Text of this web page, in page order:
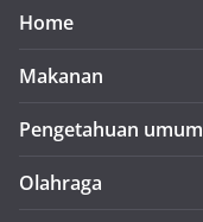
Home
Makanan
Pengetahuan umum
Olahraga